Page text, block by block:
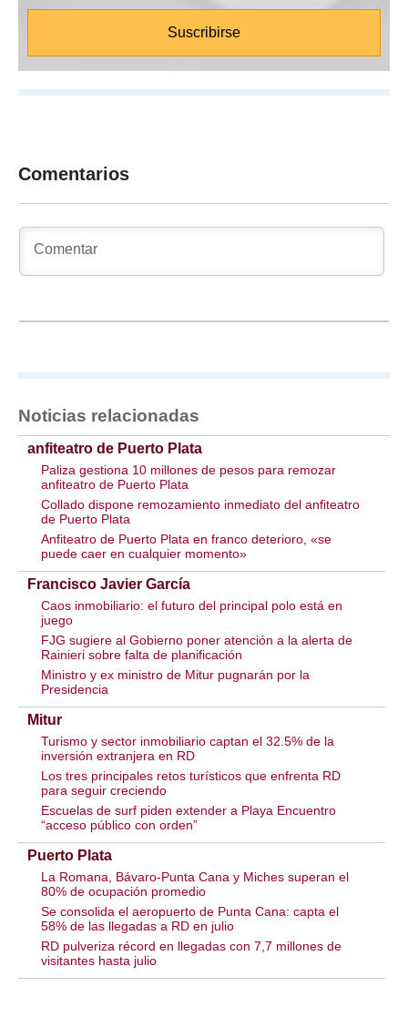
Comentarios
Noticias relacionadas
anfiteatro de Puerto Plata
Paliza gestiona 10 millones de pesos para remozar
anfiteatro de Puerto Plata
Collado dispone remozamiento inmediato del anfiteatro
de Puerto Plata
Anfiteatro de Puerto Plata en franco deterioro, «se
puede caer en cualquier momento»
Francisco Javier García
Caos inmobiliario: el futuro del principal polo está en
juego
FJG sugiere al Gobierno poner atención a la alerta de
Rainieri sobre falta de planificación
Ministro y ex ministro de Mitur pugnarán por la
Presidencia
Mitur
Turismo y sector inmobiliario captan el 32.5% de la
inversión extranjera en RD
Los tres principales retos turísticos que enfrenta RD
para seguir creciendo
Escuelas de surf piden extender a Playa Encuentro
“acceso público con orden”
Puerto Plata
La Romana, Bávaro-Punta Cana y Miches superan el
80% de ocupación promedio
Se consolida el aeropuerto de Punta Cana: capta el
58% de las llegadas a RD en julio
RD pulveriza récord en llegadas con 7,7 millones de
visitantes hasta julio